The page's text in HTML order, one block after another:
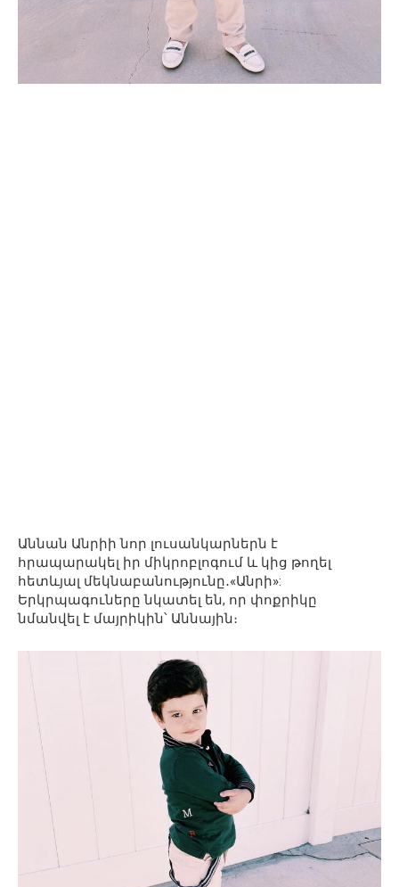
Աննան Անրիի նոր լուսանկարներն է
հրապարակել իր միկրոբլոգում և կից թողել
հետևյալ մեկնաբանությունը․«Անրի»:
Երկրպագուները նկատել են, որ փոքրիկը
նմանվել է մայրիկին՝ Աննային։